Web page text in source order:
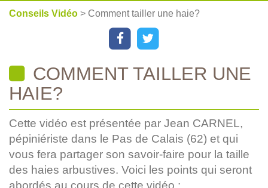
Conseils Vidéo > Comment tailler une haie?
COMMENT TAILLER UNE
HAIE?
Cette vidéo est présentée par Jean CARNEL,
pépiniériste dans le Pas de Calais (62) et qui
vous fera partager son savoir-faire pour la taille
des haies arbustives. Voici les points qui seront
abordés au cours de cette vidéo :